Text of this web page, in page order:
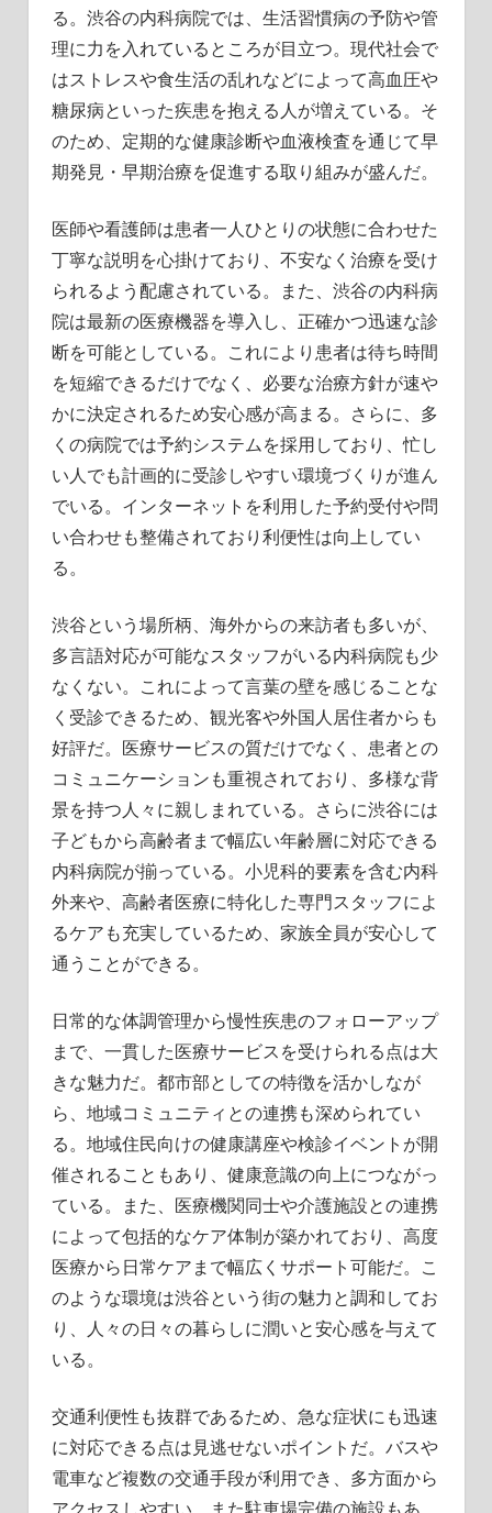
る。渋谷の内科病院では、生活習慣病の予防や管
理に力を入れているところが目立つ。現代社会で
はストレスや食生活の乱れなどによって高血圧や
糖尿病といった疾患を抱える人が増えている。そ
のため、定期的な健康診断や血液検査を通じて早
期発見・早期治療を促進する取り組みが盛んだ。
医師や看護師は患者一人ひとりの状態に合わせた
丁寧な説明を心掛けており、不安なく治療を受け
られるよう配慮されている。また、渋谷の内科病
院は最新の医療機器を導入し、正確かつ迅速な診
断を可能としている。これにより患者は待ち時間
を短縮できるだけでなく、必要な治療方針が速や
かに決定されるため安心感が高まる。さらに、多
くの病院では予約システムを採用しており、忙し
い人でも計画的に受診しやすい環境づくりが進ん
でいる。インターネットを利用した予約受付や問
い合わせも整備されており利便性は向上してい
る。
渋谷という場所柄、海外からの来訪者も多いが、
多言語対応が可能なスタッフがいる内科病院も少
なくない。これによって言葉の壁を感じることな
く受診できるため、観光客や外国人居住者からも
好評だ。医療サービスの質だけでなく、患者との
コミュニケーションも重視されており、多様な背
景を持つ人々に親しまれている。さらに渋谷には
子どもから高齢者まで幅広い年齢層に対応できる
内科病院が揃っている。小児科的要素を含む内科
外来や、高齢者医療に特化した専門スタッフによ
るケアも充実しているため、家族全員が安心して
通うことができる。
日常的な体調管理から慢性疾患のフォローアップ
まで、一貫した医療サービスを受けられる点は大
きな魅力だ。都市部としての特徴を活かしなが
ら、地域コミュニティとの連携も深められてい
る。地域住民向けの健康講座や検診イベントが開
催されることもあり、健康意識の向上につながっ
ている。また、医療機関同士や介護施設との連携
によって包括的なケア体制が築かれており、高度
医療から日常ケアまで幅広くサポート可能だ。こ
のような環境は渋谷という街の魅力と調和してお
り、人々の日々の暮らしに潤いと安心感を与えて
いる。
交通利便性も抜群であるため、急な症状にも迅速
に対応できる点は見逃せないポイントだ。バスや
電車など複数の交通手段が利用でき、多方面から